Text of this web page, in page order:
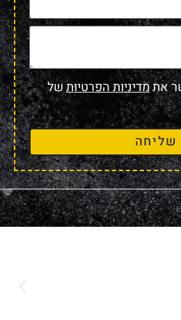
אתמדיניות הפרטיותשל
שליחה